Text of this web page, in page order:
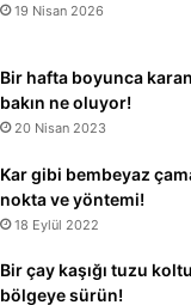
19 Nisan 2026
Bir hafta boyunca
bakın ne oluyor!
20 Nisan 2023
Kar gibi bembeyaz
nokta ve yöntemi!
18 Eylül 2022
Bir çay kaşığı tuzu
bölgeye sürün!